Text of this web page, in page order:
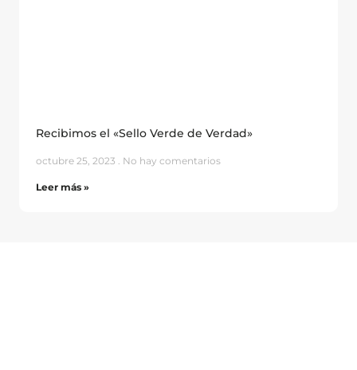
Recibimos el «Sello Verde de Verdad»
octubre 25, 2023 No hay comentarios
Leer más »